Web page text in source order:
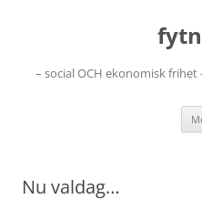
– social OCH ekonomisk
Nu valdag…